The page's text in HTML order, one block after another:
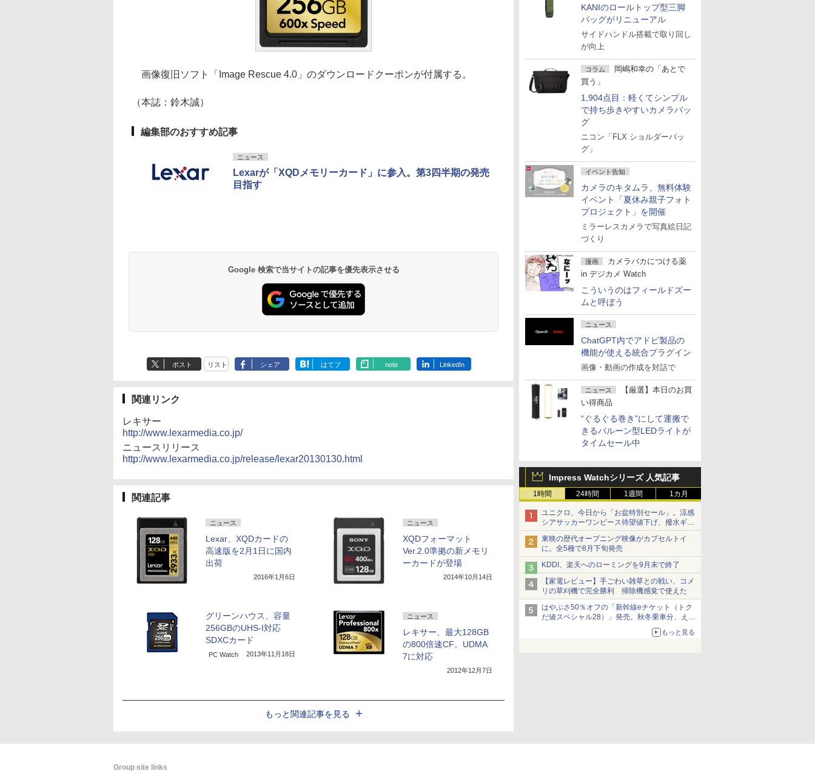
KANIのロールトップ型三脚
バッグがリニューアル
サイドハンドル搭載で取り回し
が向上
コラム
岡嶋和幸の「あとで
買う」
1,904点目：軽くてシンプル
で持ち歩きやすいカメラバッ
グ
ニコン「FLX ショルダーバッ
グ」
イベント告知
カメラのキタムラ、無料体験
イベント「夏休み親子フォト
プロジェクト」を開催
ミラーレスカメラで写真絵日記
づくり
漫画
カメラバカにつける薬
in デジカメ Watch
こういうのはフィールドズー
ムと呼ぼう
ニュース
ChatGPT内でアドビ製品の
機能が使える統合プラグイン
画像・動画の作成を対話で
ニュース
【厳選】本日のお買
い得商品
“ぐるぐる巻き”にして運搬で
きるバルーン型LEDライトが
タイムセール中
Impress Watchシリーズ 人気記事
1時間 24時間 1週間 1カ月
ユニクロ、今日から「お盆特別セール」。涼感
シアサッカーワンピース待望値下げ、撥水ギア
ショーツは1990円に
東映の歴代オープニング映像がカプセルトイ
に。全5種で8月下旬発売
KDDI、楽天へのローミングを9月末で終了
【家電レビュー】手ごわい雑草との戦い、コメ
リの草刈機で完全勝利 掃除機感覚で使えた
はやぶさ50％オフの「新幹線eチケット（トク
だ値スペシャル28）」発売。秋冬乗車分、えき
もっと見る
画像復旧ソフト「Image Rescue 4.0」のダウンロードクーポンが付属する。
（本誌：鈴木誠）
編集部のおすすめ記事
ニュース
Lexarが「XQDメモリーカード」に参入。第3四半期の発売
目指す
Google 検索で当サイトの記事を優先表示させる
ポスト リスト シェア はてブ note LinkedIn
関連リンク
レキサー
http://www.lexarmedia.co.jp/
ニュースリリース
http://www.lexarmedia.co.jp/release/lexar20130130.html
関連記事
ニュース
Lexar、XQDカードの
高速版を2月1日に国内
出荷
2016年1月6日
ニュース
XQDフォーマット
Ver.2.0準拠の新メモリ
ーカードが登場
2014年10月14日
グリーンハウス、容量
256GBのUHS-I対応
SDXCカード
PC Watch 2013年11月18日
ニュース
レキサー、最大128GB
の800倍速CF。UDMA
7に対応
2012年12月7日
もっと関連記事を見る
Group site links